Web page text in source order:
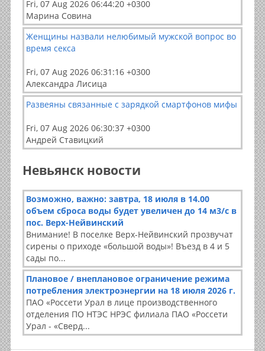
Fri, 07 Aug 2026 06:44:20 +0300
Марина Совина
Женщины назвали нелюбимый мужской вопрос во
время секса
Fri, 07 Aug 2026 06:31:16 +0300
Александра Лисица
Развеяны связанные с зарядкой смартфонов мифы
Fri, 07 Aug 2026 06:30:37 +0300
Андрей Ставицкий
Невьянск новости
Возможно, важно: завтра, 18 июля в 14.00
объем сброса воды будет увеличен до 14 м3/с в
пос. Верх-Нейвинский
Внимание! В поселке Верх-Нейвинский прозвучат
сирены о приходе «большой воды»! Въезд в 4 и 5
сады по...
Плановое / внеплановое ограничение режима
потребления электроэнергии на 18 июля 2026 г.
ПАО «Россети Урал в лице производственного
отделения ПО НТЭС НРЭС филиала ПАО «Россети
Урал - «Сверд...